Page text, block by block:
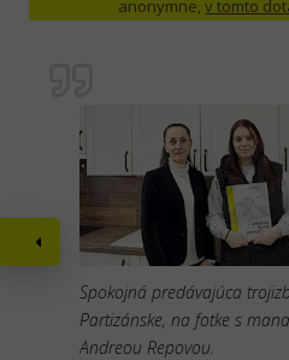
anonymne,v tomto
Spokojná predávajúca
Partizánske, na fotke s
Andreou Repovou.